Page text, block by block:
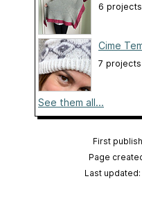
6 projects
Cime
7 projects
See them all...
First
Page
Last updated: